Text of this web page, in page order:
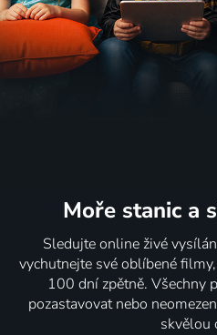
Moře stanic a
Sledujte online živé
vychutnejte své oblíbené
100 dní zpětně. Všechny
pozastavovat nebo
skvělou